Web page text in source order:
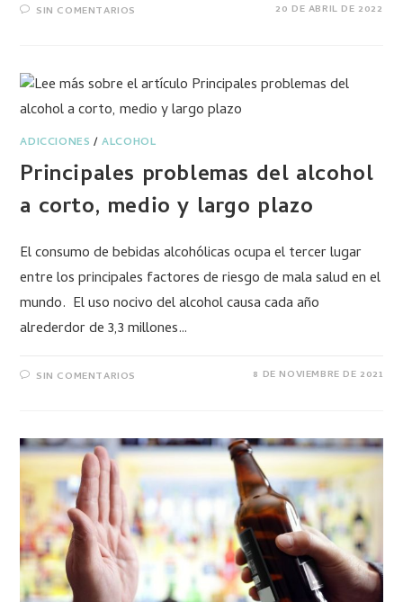
SIN COMENTARIOS 20 DE ABRIL DE 2022
ADICCIONES /ALCOHOL
Principales problemas del alcohol
a corto, medio y largo plazo
El consumo de bebidas alcohólicas ocupa el tercer lugar
entre los principales factores de riesgo de mala salud en el
mundo. El uso nocivo del alcohol causa cada año
alrederdor de 3,3 millones…
SIN COMENTARIOS 8 DE NOVIEMBRE DE 2021